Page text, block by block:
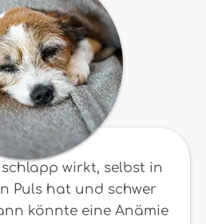
wirkt, selbst in
Puls hat und schwer
könnte eine Anämie